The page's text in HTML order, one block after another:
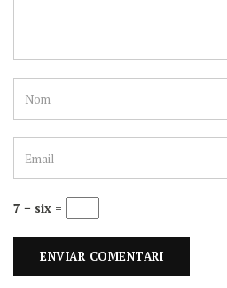
7 − six =